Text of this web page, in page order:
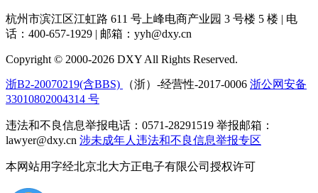
杭州市滨江区江虹路 611 号上峰电商产业园 3 号楼 5 楼 | 电
话：400-657-1929 | 邮箱：yyh@dxy.cn
Copyright © 2000-2026 DXY All Rights Reserved.
浙B2-20070219(含BBS) （浙）-经营性-2017-0006 浙公网安备
33010802004314 号
违法和不良信息举报电话：0571-28291519 举报邮箱：
lawyer@dxy.cn 涉未成年人违法和不良信息举报专区
本网站用字经北京北大方正电子有限公司授权许可